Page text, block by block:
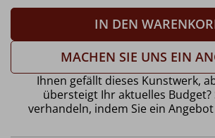
IN DEN
MACHEN SIE UNS EIN
Ihnen gefällt dieses Kunstwerk,
übersteigt Ihr aktuelles Budget?
verhandeln, indem Sie ein